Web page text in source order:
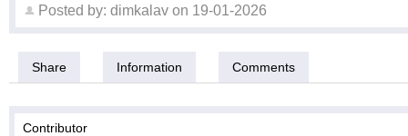
Posted by: dimkalav on 19-01-2026
Share Information Comments
Contributor